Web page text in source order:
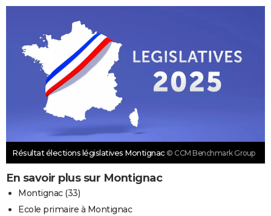
Résultat élections législatives Montignac © CCM Benchmark Group
En savoir plus sur Montignac
Montignac (33)
Ecole primaire à Montignac